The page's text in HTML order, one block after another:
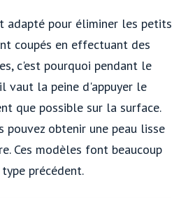
adapté pour éliminer les petits
coupés en effectuant des
c'est pourquoi pendant le
vaut la peine d'appuyer le
que possible sur la surface.
pouvez obtenir une peau lisse
Ces modèles font beaucoup
précédent.